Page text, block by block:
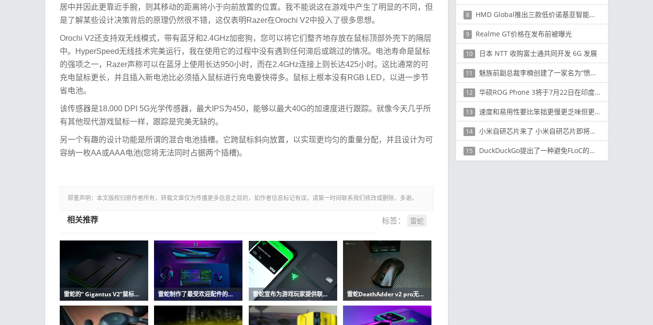
居中并因此更靠近手腕，则其移动的距离将小于向前放置的位置。我不能说这在游戏中产生了明显的不同，但
是了解某些设计决策背后的原理仍然很不错，这仅表明Razer在Orochi V2中投入了很多思想。
Orochi V2还支持双无线模式，带有蓝牙和2.4GHz加密狗，您可以将它们整齐地存放在鼠标顶部外壳下的隔层
中。HyperSpeed无线技术完美运行，我在使用它的过程中没有遇到任何滞后或跳过的情况。电池寿命是鼠标
的强项之一，Razer声称可以在蓝牙上使用长达950小时，而在2.4GHz连接上则长达425小时。这比通常的可
充电鼠标更长，并且插入新电池比必须插入鼠标进行充电要快得多。鼠标上根本没有RGB LED，以进一步节
省电池。
该传感器是18,000 DPI 5G光学传感器，最大IPS为450，能够以最大40G的加速度进行跟踪。就像今天几乎所
有其他现代游戏鼠标一样，跟踪是完美无缺的。
另一个有趣的设计功能是所谓的混合电池插槽。它跨鼠标斜向放置，以实现更均匀的重量分配，并且设计为可
容纳一枚AA或AAA电池(您将无法同时占据两个插槽)。
郑重声明：本文版权归原作者所有，转载文章仅为传播更多信息之目的，如作者信息标记有误，请第一时间联系我们修改或删除，多谢。
标签： 雷蛇
相关推荐
雷蛇的“ Gigantus V2”鼠标垫占据了整个桌子 雷蛇制作了最受欢迎配件的无线版本 雷蛇宣布为游戏玩家提供联名信用卡 雷蛇DeathAdder v2 pro无线鼠标评测:非常快的无线游戏鼠标
8 HMD Global推出三款低价诺基亚智能手机，用于板球无线
9 Realme GT价格在发布前被曝光
10 日本 NTT 收购富士通共同开发 6G 发展
11 魅族前副总裁李楠创建了一家名为“愤怒的苗族技术”的新公司
12 华硕ROG Phone 3将于7月22日在印度推出，同时全球发售
13 速度和易用性要比笨拙更慢更乏味但更安全的将数据从A点发送到B点的方法
14 小米自研芯片来了 小米自研芯片即将发布
15 DuckDuckGo提出了一种避免FLoC的方法